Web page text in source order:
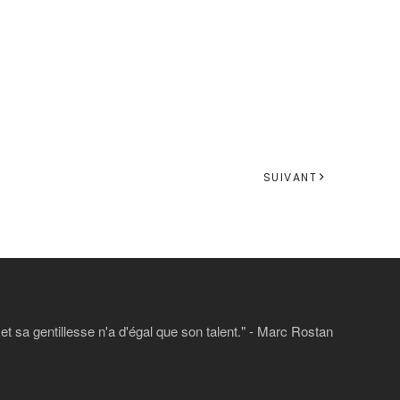
SUIVANT
sa gentillesse n'a d'égal que son talent." - Marc Rostan